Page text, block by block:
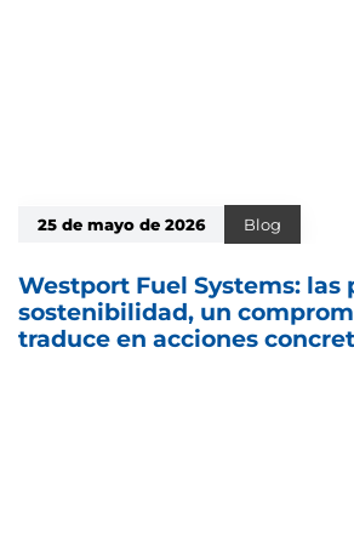
25 de mayo de 2026 Blog
Westport Fuel Systems: las
sostenibilidad, un
traduce en acciones